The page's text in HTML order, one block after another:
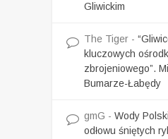
Gliwickim
The Tiger -
kluczowych
zbrojeniowego”.
Bumarze-Łabędy
gmG - Wody
odłowu śniętych